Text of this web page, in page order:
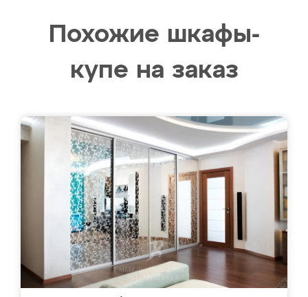
Похожие шкафы-
купе на заказ